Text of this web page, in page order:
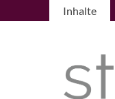
Inhalte